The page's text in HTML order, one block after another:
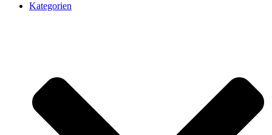
Kategorien